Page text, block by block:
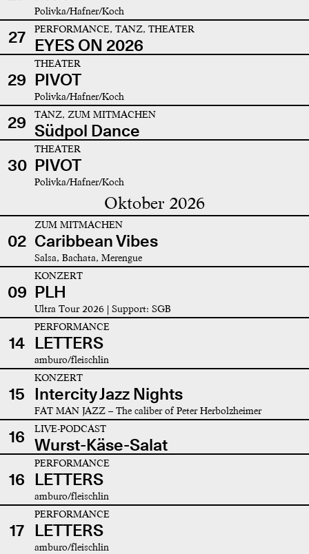
Polivka/Hafner/Koch
27 PERFORMANCE, TANZ, THEATER
EYES ON 2026
29
THEATER
PIVOT
Polivka/Hafner/Koch
29 TANZ, ZUM MITMACHEN
Südpol Dance
30
THEATER
PIVOT
Polivka/Hafner/Koch
Oktober 2026
02
ZUM MITMACHEN
Caribbean Vibes
Salsa, Bachata, Merengue
09
KONZERT
PLH
Ultra Tour 2026 | Support: SGB
14
PERFORMANCE
LETTERS
amburo/fleischlin
15
KONZERT
Intercity Jazz Nights
FAT MAN JAZZ – The caliber of Peter Herbolzheimer
16 LIVE-PODCAST
Wurst-Käse-Salat
16
PERFORMANCE
LETTERS
amburo/fleischlin
17
PERFORMANCE
LETTERS
amburo/fleischlin